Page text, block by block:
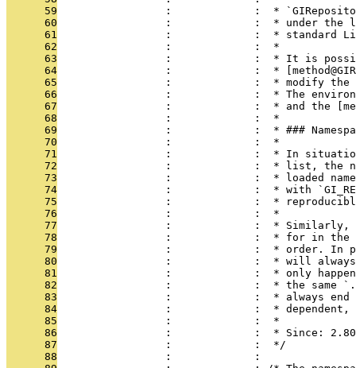
      59
:             :  *
      60
:             :  * under the
      61
:             :  * standard
      62
                 :             :  *
      63
:             :  * It is
      64
:             :  *
      65
:             :  * modify
      66
:             :  * The
      67
:             :  * and the
      68
                 :             :  *
      69
:             :  * ###
      70
                 :             :  *
      71
:             :  * In
      72
:             :  * list, the
      73
:             :  * loaded
      74
:             :  * with
      75
:             :  *
      76
                 :             :  *
      77
:             :  *
      78
:             :  * for in
      79
:             :  * order. In
      80
:             :  * will
      81
:             :  * only
      82
:             :  * the same
      83
:             :  * always
      84
:             :  * dependent,
      85
                 :             :  *
      86
                 :             :  * Since: 2.80
      87
                 :             :  */
      88
                 :             :